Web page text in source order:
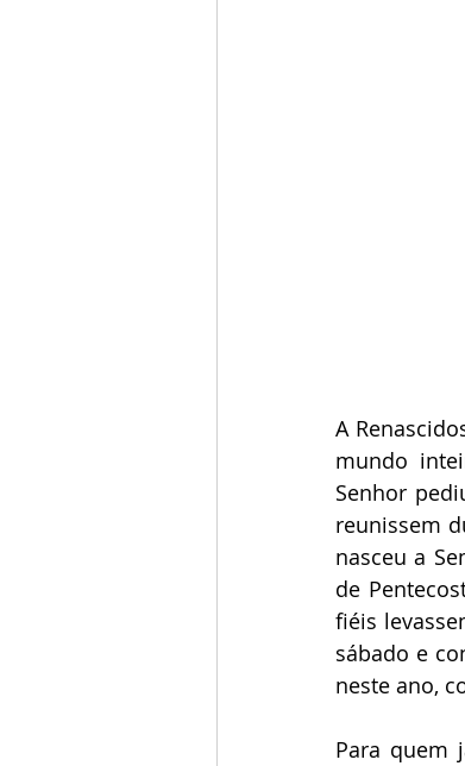
A
mundo
Senhor
reunissem
nasceu a
de
fiéis
sábado e
neste ano,
Para quem